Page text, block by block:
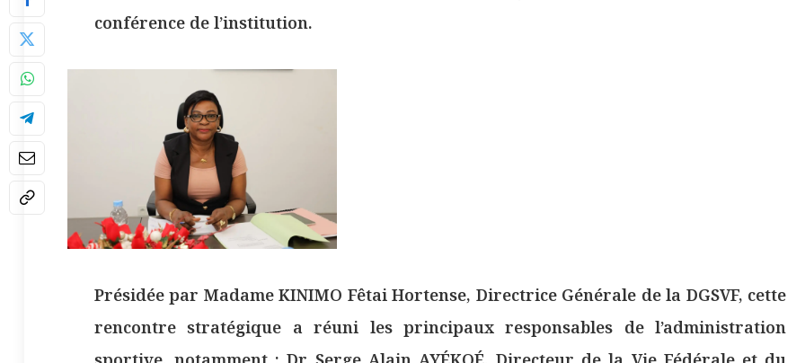
conférence de l’institution.
Présidée par Madame KINIMO Fêtai Hortense, Directrice Générale de la DGSVF, cette
rencontre stratégique a réuni les principaux responsables de l’administration